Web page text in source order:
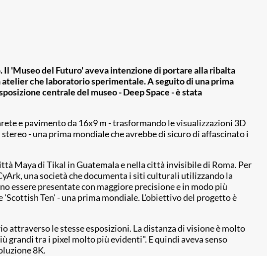
'Museo del Futuro' aveva intenzione di portare alla ribalta
che laboratorio sperimentale. A seguito di una prima
centrale del museo - Deep Space - è stata
e pavimento da 16x9 m - trasformando le visualizzazioni 3D
- una prima mondiale che avrebbe di sicuro di affascinato i
Maya di Tikal in Guatemala e nella città invisibile di Roma. Per
una società che documenta i siti culturali utilizzando la
essere presentate con maggiore precisione e in modo più
Ten' - una prima mondiale. L'obiettivo del progetto è
attraverso le stesse esposizioni. La distanza di visione è molto
grandi tra i pixel molto più evidenti". E quindi aveva senso
8K.